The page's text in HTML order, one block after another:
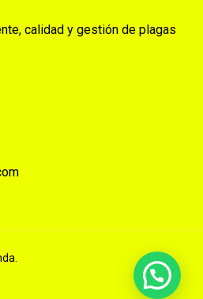
calidad y gestión de plagas